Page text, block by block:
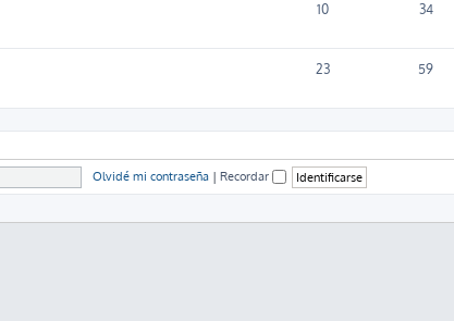
10 34
23 59
Olvidé mi contraseña | Recordar